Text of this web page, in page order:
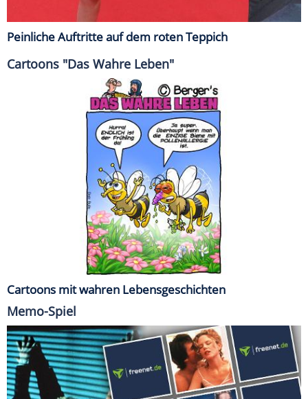
Peinliche Auftritte auf dem roten Teppich
Cartoons "Das Wahre Leben"
Cartoons mit wahren Lebensgeschichten
Memo-Spiel